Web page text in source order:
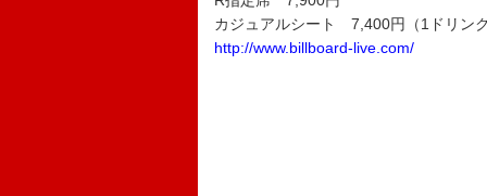
カジュアルシート 7,400円（1ドリン
http://www.billboard-live.com/